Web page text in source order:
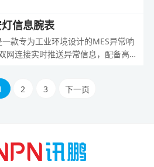
信息腕表
款专为工业环境设计的MES异常响
网连接实时推送异常信息，配备高性
率与现场协同能力。
2 3 下一页